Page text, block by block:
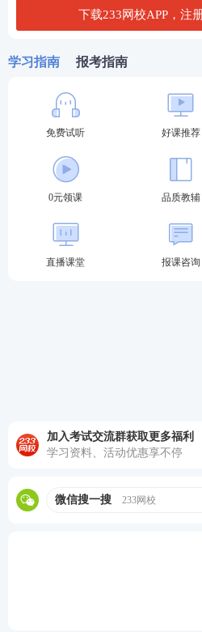
（2）2021年1月起，A公司出
年4月起，A公司普遍拖欠职
事和高级管理人员仍然领取工
（3）2021年9月，A公司向D
据双方合同的约定，A公司向
款，D公司将该设备向A公司
A公司破产案件后，D公司立
途中的设备，并通知承运人
（2）C公司关于其未履行出
时效，可不再缴纳出资的主
（3）对于A公司董事、监事
下载233网校APP，注
学习指南 报考指南
免费试听 好课推荐
0元领课 品质教辅
直播课堂 报课咨询
加入考试交流群获取更多福利
学习资料、活动优惠享不停
微信搜一搜 233网校